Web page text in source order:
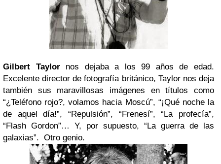
Gilbert Taylornos dejaba a los 99 años de edad.
Excelente director de fotografía británico, Taylor nos deja
también sus maravillosas imágenes en títulos como
“¿Teléfono rojo?, volamos hacia Moscú”, “¡Qué noche la
de aquel día!”, “Repulsión”, “Frenesí”, “La profecía”,
“Flash Gordon”… Y, por supuesto, “La guerra de las
galaxias”. Otro genio.